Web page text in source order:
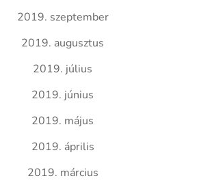
2019. szeptember
2019. augusztus
2019. július
2019. június
2019. május
2019. április
2019. március